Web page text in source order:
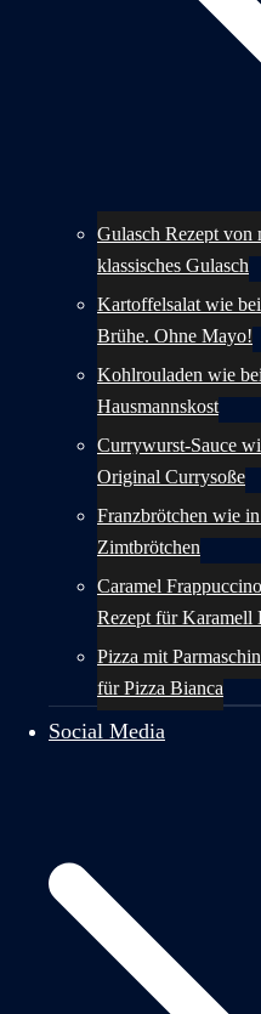
Gulasch Rezept von
klassisches Gulasch
Kartoffelsalat wie
Brühe. Ohne Mayo!
Kohlrouladen wie
Hausmannskost
Currywurst-Sauce
Original Currysoße
Franzbrötchen wie
Zimtbrötchen
Caramel
Rezept für Karamell
Pizza mit
für Pizza Bianca
Social Media